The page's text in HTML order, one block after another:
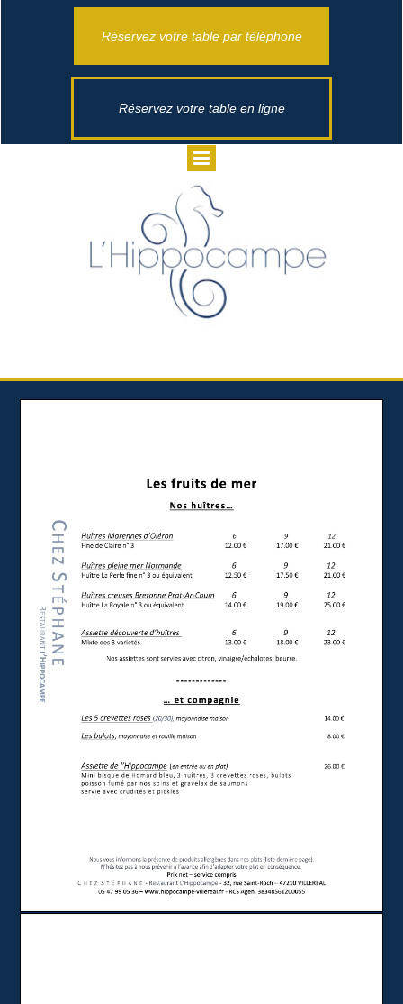
Réservez votre table par téléphone
Réservez votre table en ligne